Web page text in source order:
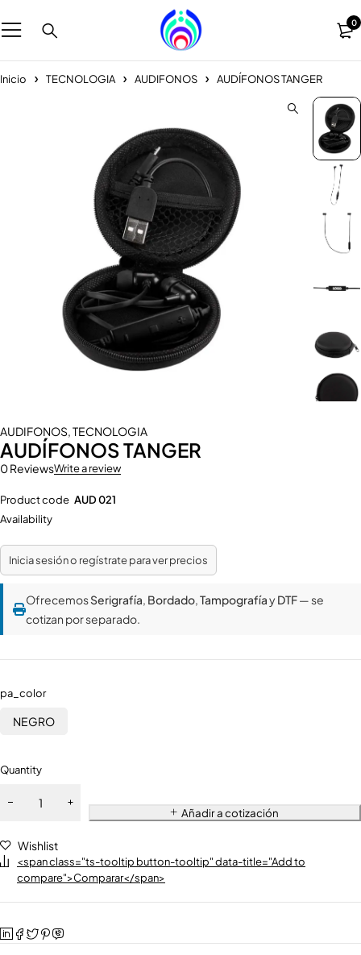
0
Inicio TECNOLOGIA AUDIFONOS AUDÍFONOS TANGER
AUDIFONOS,TECNOLOGIA
AUDÍFONOS TANGER
0 ReviewsWrite a review
Product code AUD 021
Availability
Inicia sesión o regístrate para ver precios
OfrecemosSerigrafía, Bordado,TampografíayDTF— se
cotizan por separado.
pa_color
NEGRO
Quantity
Añadir a cotización
Wishlist
<span class="ts-tooltip button-tooltip" data-title="Add to
compare">Comparar</span>